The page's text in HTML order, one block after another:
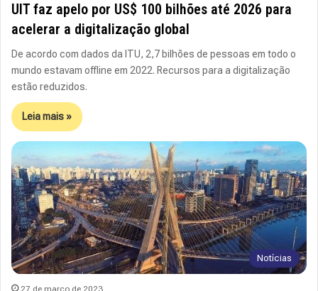
UIT faz apelo por US$ 100 bilhões até 2026 para
acelerar a digitalização global
De acordo com dados da ITU, 2,7 bilhões de pessoas em todo o
mundo estavam offline em 2022. Recursos para a digitalização
estão reduzidos.
Leia mais »
Notícias
27 de março de 2023